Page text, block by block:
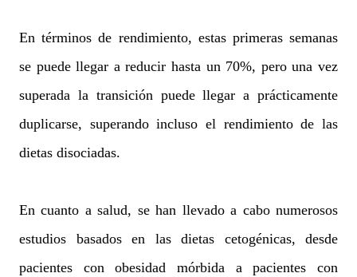
En términos de rendimiento, estas primeras semanas
se puede llegar a reducir hasta un 70%, pero una vez
superada la transición puede llegar a prácticamente
duplicarse, superando incluso el rendimiento de las
dietas disociadas.
En cuanto a salud, se han llevado a cabo numerosos
estudios basados en las dietas cetogénicas, desde
pacientes con obesidad mórbida a pacientes con